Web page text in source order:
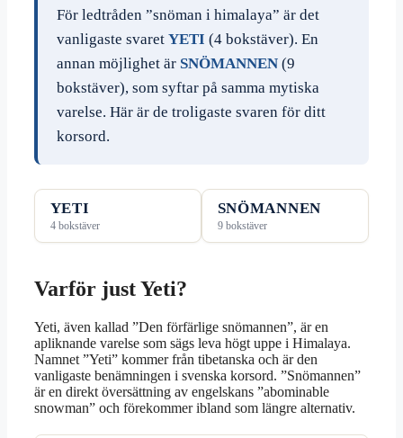
För ledtråden ”snöman i himalaya” är det
vanligaste svaret YETI (4 bokstäver). En
annan möjlighet är SNÖMANNEN(9
bokstäver), som syftar på samma mytiska
varelse. Här är de troligaste svaren för ditt
korsord.
YETI
4 bokstäver
SNÖMANNEN
9 bokstäver
Varför just Yeti?
Yeti, även kallad ”Den förfärlige snömannen”, är en
apliknande varelse som sägs leva högt uppe i Himalaya.
Namnet ”Yeti” kommer från tibetanska och är den
vanligaste benämningen i svenska korsord. ”Snömannen”
är en direkt översättning av engelskans ”abominable
snowman” och förekommer ibland som längre alternativ.